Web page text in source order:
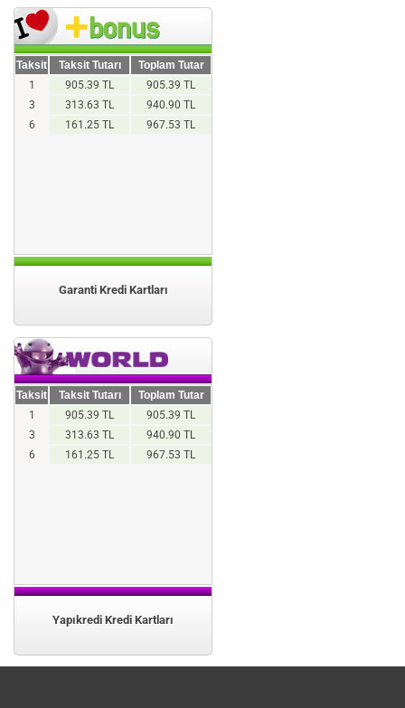
Taksit Taksit Tutarı
Toplam Tutar
1
905.39 TL
905.39 TL
3
313.63 TL
940.90 TL
6
161.25 TL 967.53 TL
Garanti Kredi Kartları
Taksit Taksit Tutarı
Toplam Tutar
1
905.39 TL
905.39 TL
3
313.63 TL
940.90 TL
6
161.25 TL 967.53 TL
Yapıkredi Kredi Kartları